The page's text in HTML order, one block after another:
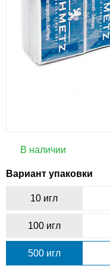
В наличии
Вариант упаковки
10 игл
100 игл
500 игл